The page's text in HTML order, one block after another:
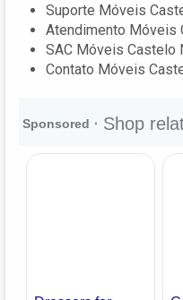
Suporte Móveis
Atendimento Móveis
SAC Móveis Castelo
Contato Móveis